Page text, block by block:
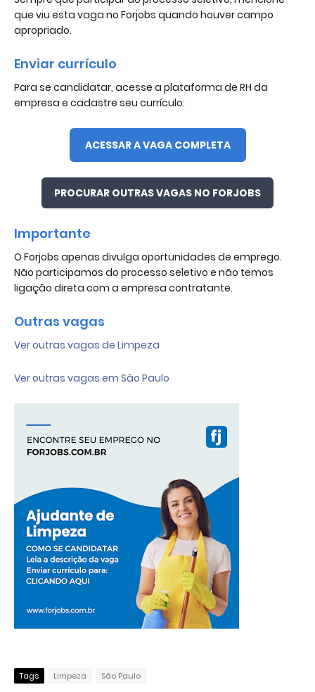
que viu esta vaga no Forjobs quando houver campo
apropriado.
Enviar currículo
Para se candidatar, acesse a plataforma de RH da
empresa e cadastre seu currículo:
ACESSAR A VAGA COMPLETA
PROCURAR OUTRAS VAGAS NO FORJOBS
Importante
O Forjobs apenas divulga oportunidades de emprego.
Não participamos do processo seletivo e não temos
ligação direta com a empresa contratante.
Outras vagas
Ver outras vagas de Limpeza
Ver outras vagas em São Paulo
Tags Limpeza São Paulo